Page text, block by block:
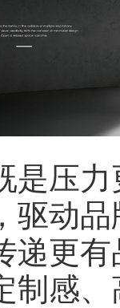
压力
驱动
递更
制感